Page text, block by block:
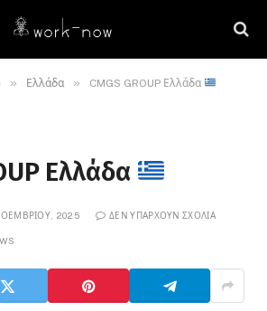
» Ελλάδα » CMGS GROUP Ελλάδα
Ελλάδα
2025 ΔΕΝ ΥΠΆΡΧΟΥΝ ΣΧΌΛΙΑ